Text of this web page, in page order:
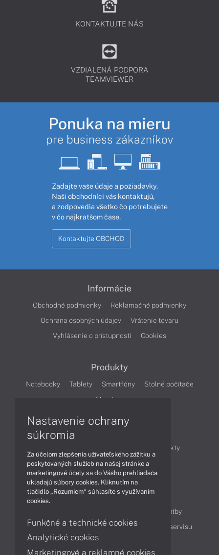
KONTAKTUJTE NÁS
VZDIALENÁ PODPORA
TEAMVIEWER
Ponuka na mieru
pre business zákazníkov
Zadajte vaše údaje a požiadavky.
Naši obchodníci vás kontaktujú,
a zodpovedia všetko čo potrebujete
v čo najkratšom čase.
Kontaktujte OBCHOD
Informácie
Obchodné podmienky
Reklamačné podmienky
Ochrana osobných údajov
Vrátenie tovaru
Vyhlásenie o prístupnosti
Cookies
Produkty
Notebooky Tablety Smartfóny
Stolné počítače
Monitory
Produkty
Technológie
Videá
Obsah
Možnosti doručenia a platby
Podpora a servis
Servisné služby Cenník servisu
Nastavenie ochrany
súkromia
Za účelom zlepšenia užívateľského zážitku a
poskytovaných služieb na našej stránke a
marketingové účely sa do Vášho prehliadača
ukladajú súbory cookies. Kliknutím na
tlačidlo „Rozumiem“ súhlasíte s využívaním
cookies.
Funkčné a technické cookies
Analytické cookies
Marketingové a reklamné cookies